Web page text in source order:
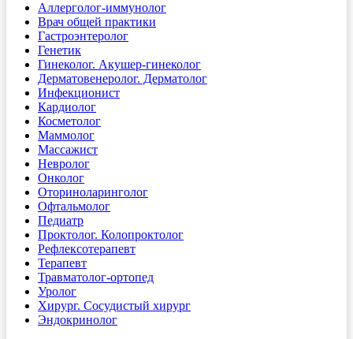
Аллерголог-иммунолог
Врач общей практики
Гастроэнтеролог
Генетик
Гинеколог. Акушер-гинеколог
Дерматовенеролог. Дерматолог
Инфекционист
Кардиолог
Косметолог
Маммолог
Массажист
Невролог
Онколог
Оториноларинголог
Офтальмолог
Педиатр
Проктолог. Колопроктолог
Рефлексотерапевт
Терапевт
Травматолог-ортопед
Уролог
Хирург. Сосудистый хирург
Эндокринолог